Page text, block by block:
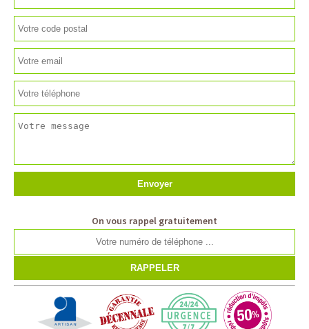
On vous rappel gratuitement